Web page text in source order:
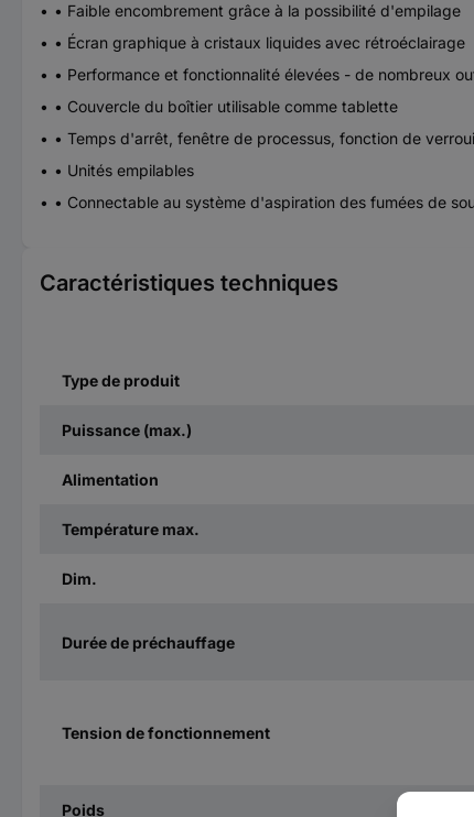
• Faible encombrement grâce à la possibilité d'empilage
• Écran graphique à cristaux liquides avec rétroéclairage
• Performance et fonctionnalité élevées - de nombreux
• Couvercle du boîtier utilisable comme tablette
• Temps d'arrêt, fenêtre de processus, fonction de
• Unités empilables
• Connectable au système d'aspiration des fumées de
Caractéristiques techniques
Type de produit
Puissance (max.)
Alimentation
Température max.
Dim.
Durée de préchauffage
Tension de fonctionnement
Poids